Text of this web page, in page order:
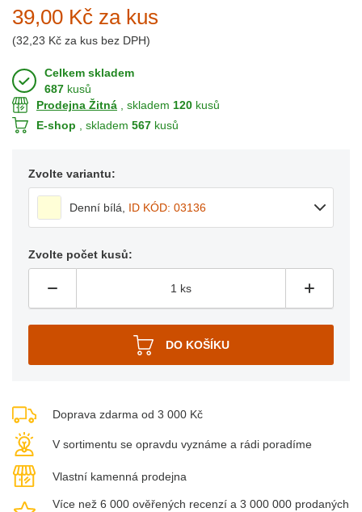
39,00 Kč za kus
(32,23 Kč za kus bez DPH)
Celkem skladem
687 kusů
Prodejna Žitná , skladem 120 kusů
E-shop , skladem 567 kusů
Zvolte variantu:
Denní bílá, ID KÓD: 03136
Zvolte počet kusů:
Doprava zdarma od 3 000 Kč
V sortimentu se opravdu vyznáme a rádi poradíme
Vlastní kamenná prodejna
Více než 6 000 ověřených recenzí a 3 000 000 prodaných